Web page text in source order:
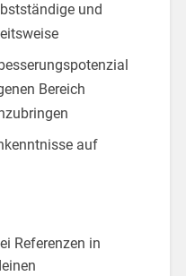
und
Bereich
auf
Referenzen in